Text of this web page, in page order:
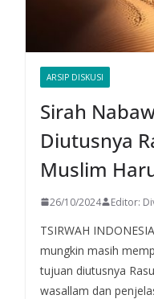
ARSIP DISKUSI
Sirah
Diutusnya
Muslim
26/10/2024 Editor:
TSIRWAH
mungkin masih
tujuan diutusnya
wasallam dan